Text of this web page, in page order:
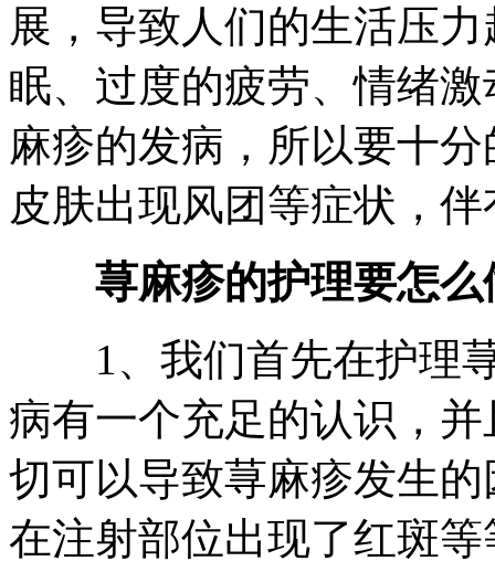
展，导致人们的生活压
眠、过度的疲劳、情绪
麻疹的发病，所以要十
皮肤出现风团等症状，
荨麻疹的护理要怎么
1、我们首先在护理荨
病有一个充足的认识，
切可以导致荨麻疹发生
在注射部位出现了红斑